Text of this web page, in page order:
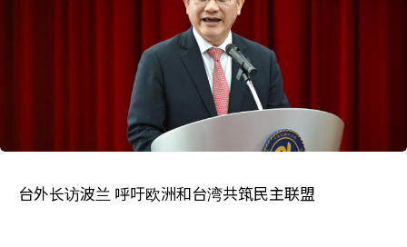
台外长访波兰 呼吁欧洲和台湾共筑民主联盟